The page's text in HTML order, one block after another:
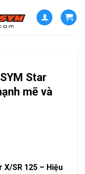
Star
mẽ và
X/SR 125 – Hiệu